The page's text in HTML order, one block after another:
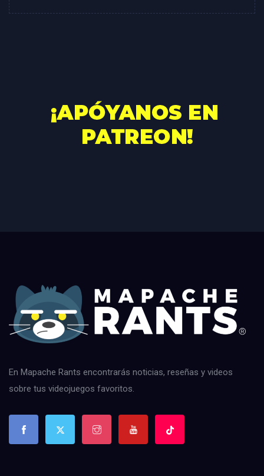
En Mapache Rants encontrarás noticias, reseñas y videos
sobre tus videojuegos favoritos.